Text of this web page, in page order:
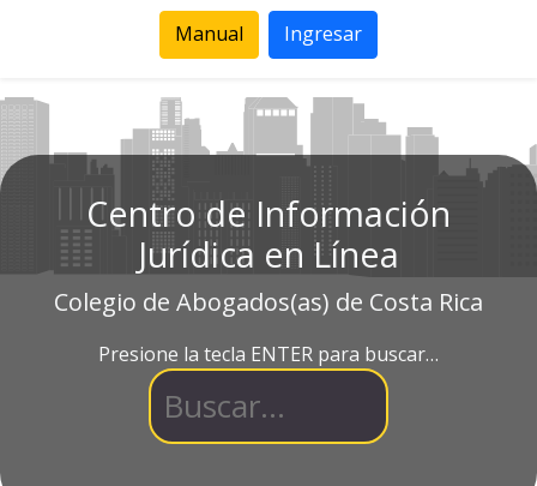
Manual Ingresar
Centro de Información
Jurídica en Línea
Colegio de Abogados(as) de Costa Rica
Presione la tecla ENTER para buscar…